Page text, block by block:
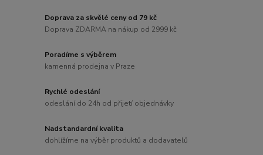
Doprava za skvělé ceny od 79 kč
Doprava ZDARMA na nákup od 2999 kč
Poradíme s výběrem
kamenná prodejna v Praze
Rychlé odeslání
odeslání do 24h od přijetí objednávky
Nadstandardní kvalita
dohlížíme na výběr produktů a dodavatelů